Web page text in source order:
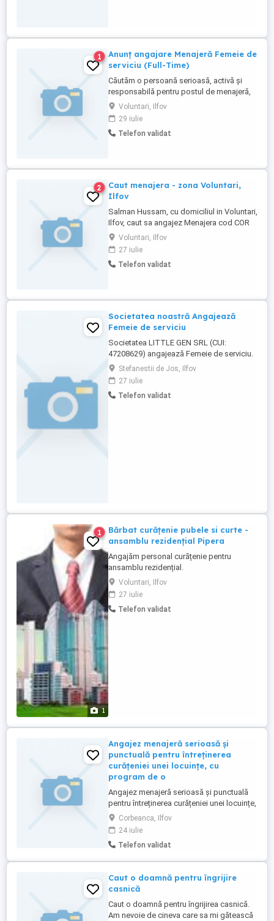
1
Anunț angajare Menajeră Femeie de
serviciu (Full-Time)
Căutăm o persoană serioasă, activă și
responsabilă pentru postul de menajeră,
pentru activitate desfășurată la domiciliu,
în zona București Sector 1 Voluntari.
Responsabilități: - Curățenie generală și
de întreținere - Spălat și călcat rufe -
Voluntari, Ilfov
29 iulie
Telefon validat
2
Caut menajera - zona Voluntari,
Ilfov
Salman Hussam, cu domiciliul in Voluntari,
Ilfov, caut sa angajez Menajera cod COR
911101, cu experienta minima in domeniu
Voluntari, Ilfov
27 iulie
Telefon validat
Societatea noastră Angajează
Femeie de serviciu
Societatea LITTLE GEN SRL (CUI:
47208629) angajează Femeie de serviciu.
Relații la numărul de telefon din anunț.
Stefanestii de Jos, Ilfov
27 iulie
Telefon validat
1
1
Bărbat curățenie pubele si curte -
ansamblu rezidențial Pipera
Angajăm personal curățenie pentru
ansamblu rezidențial.
Voluntari, Ilfov
27 iulie
Telefon validat
Angajez menajeră serioasă și
punctuală pentru întreținerea
curățeniei unei locuințe, cu
program de o
Angajez menajeră serioasă și punctuală
pentru întreținerea curățeniei unei locuințe,
cu program de o singură zi pe săptămână.
Program: 1 zi pe săptămână (ziua se
stabilește de comun acord). Plată: 100
Euro zi (plata se face cash la sfârșitul zilei
Corbeanca, Ilfov
24 iulie
Telefon validat
Caut o doamnă pentru îngrijire
casnică
Caut o doamnă pentru îngrijirea casnică.
Am nevoie de cineva care sa mi gătească